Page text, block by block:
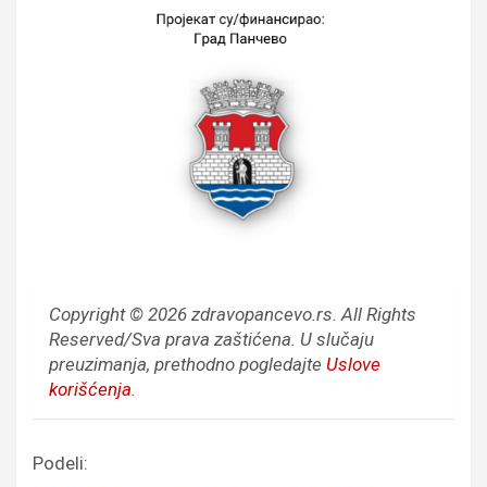
Copyright © 2026 zdravopancevo.rs. All Rights
Reserved/Sva prava zaštićena. U slučaju
preuzimanja, prethodno pogledajte Uslove
korišćenja.
Podeli: